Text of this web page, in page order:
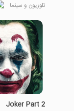
تلوزیون و سینما
Joker Part 2